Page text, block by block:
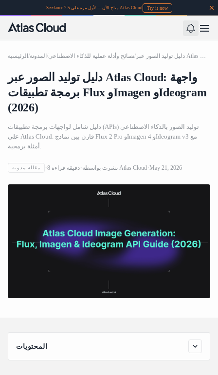
Seedance 2.5 متاح الآن — لأول مرة على Atlas Cloud Try it now
الرئيسية /المدونة /نصائح وأدلة عملية للذكاء الاصطناعي/ دليل توليد الصور عبر Atlas Cloud: واجهة برمجة تطبيقات Flux وImagen وIdeogram (2026)
دليل توليد الصور عبر Atlas Cloud: واجهة
برمجة تطبيقات Flux وImagen وIdeogram
(2026)
دليل شامل لواجهات برمجة تطبيقات (APIs) توليد الصور بالذكاء الاصطناعي
على Atlas Cloud. قارن بين نماذج Flux 2 Pro وImagen 4 وIdeogram v3 مع
أمثلة برمجية.
مقالة مدونة 8 دقيقة قراءة نشرت بواسطة Atlas Cloud May 21, 2026
المحتويات
نظرة سريعة على نماذج الصور